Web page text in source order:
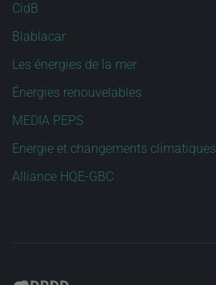
CidB
Blablacar
Les énergies de la mer
Énergies renouvelables
MEDIA PEPS
Energie et changements climatiques
Alliance HQE-GBC